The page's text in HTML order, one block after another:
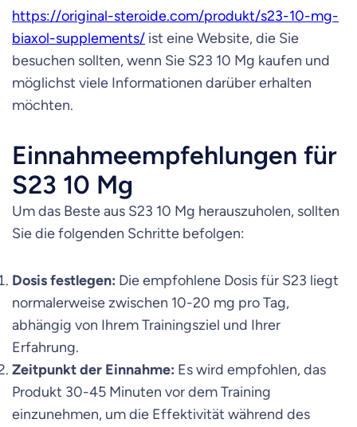
https://original-steroide.com/produkt/s23-10-mg-
biaxol-supplements/ ist eine Website, die Sie
besuchen sollten, wenn Sie S23 10 Mg kaufen und
möglichst viele Informationen darüber erhalten
möchten.
Einnahmeempfehlungen für
S23 10 Mg
Um das Beste aus S23 10 Mg herauszuholen, sollten
Sie die folgenden Schritte befolgen:
Dosis festlegen: Die empfohlene Dosis für S23 liegt
normalerweise zwischen 10-20 mg pro Tag,
abhängig von Ihrem Trainingsziel und Ihrer
Erfahrung.
Zeitpunkt der Einnahme: Es wird empfohlen, das
Produkt 30-45 Minuten vor dem Training
einzunehmen, um die Effektivität während des